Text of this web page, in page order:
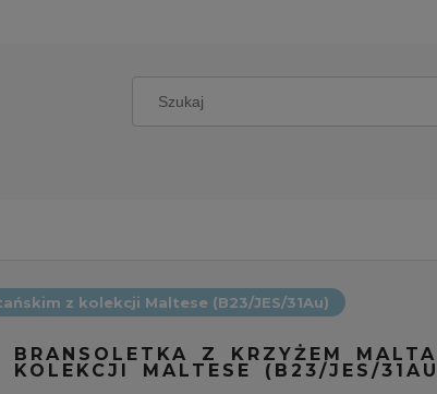
z kolekcji Maltese (B23/JES/31Au)
BRANSOLETKA Z KRZYŻEM
KOLEKCJI MALTESE (B23/JES/